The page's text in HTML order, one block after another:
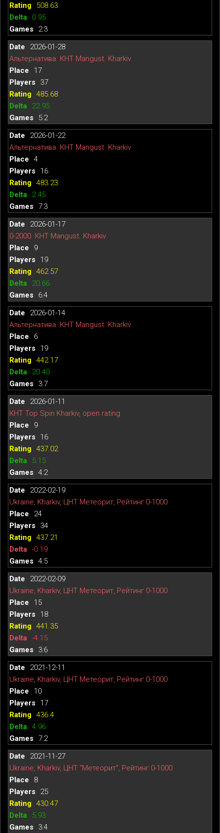
508.63
0.95
2:3
2026-01-28
Альтернатива. КНТ Mangust. Kharkiv
17
37
485.68
22.95
5:2
2026-01-22
Альтернатива. КНТ Mangust. Kharkiv
4
16
483.23
2.45
7:3
2026-01-17
0-2000. КНТ Mangust. Kharkiv
9
19
462.57
20.66
6:4
2026-01-14
Альтернатива. КНТ Mangust. Kharkiv
6
19
442.17
20.40
3:7
2026-01-11
КНТ Top Spin Kharkiv, open rating
9
16
437.02
5.15
4:2
2022-02-19
Ukraine, Kharkiv, ЦНТ Метеорит, Рейтинг 0-1000
24
34
437.21
-0.19
4:5
2022-02-09
Ukraine, Kharkiv, ЦНТ Метеорит, Рейтинг 0-1000
15
18
441.35
-4.15
3:6
2021-12-11
Ukraine, Kharkiv, ЦНТ Метеорит, Рейтинг 0-1000
10
17
436.4
4.96
7:2
2021-11-27
Ukraine, Kharkiv, ЦНТ "Метеорит", Рейтинг 0-1000
8
25
430.47
5.93
3:4